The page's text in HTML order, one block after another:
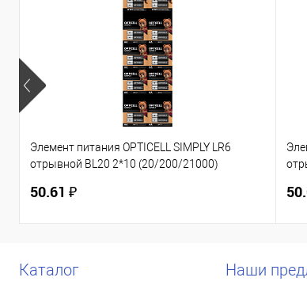
Элемент питания OPTICELL SIMPLY LR6
отрывной BL20 2*10 (20/200/21000)
50.61 ₽
Каталог Наши